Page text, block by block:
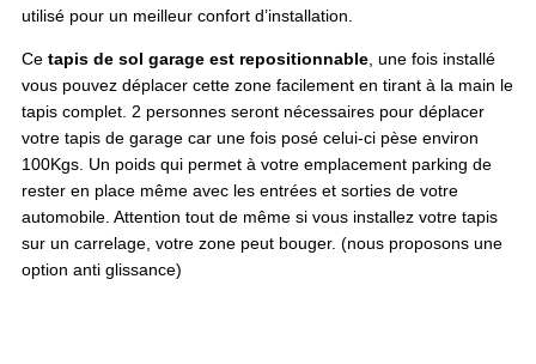
utilisé pour un meilleur confort d’installation.
Ce tapis de sol garage est repositionnable, une fois installé
vous pouvez déplacer cette zone facilement en tirant à la main le
tapis complet. 2 personnes seront nécessaires pour déplacer
votre tapis de garage car une fois posé celui-ci pèse environ
100Kgs. Un poids qui permet à votre emplacement parking de
rester en place même avec les entrées et sorties de votre
automobile. Attention tout de même si vous installez votre tapis
sur un carrelage, votre zone peut bouger. (nous proposons une
option anti glissance)